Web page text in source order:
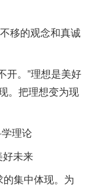
移的观念和真诚
开。”理想是美好
。把理想变为现
理论
未来
集中体现。为